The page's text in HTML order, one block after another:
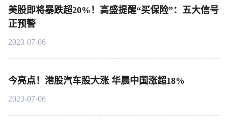
美股即将暴跌超20%！高盛提醒“买保险”：五大信号
正预警
2023-07-06
今亮点！港股汽车股大涨 华晨中国涨超18%
2023-07-06